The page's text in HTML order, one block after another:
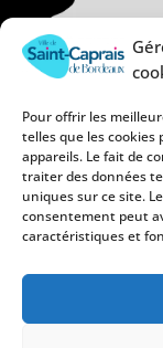
Pour offrir les
telles que les
appareils. Le fait de
traiter des données
uniques sur ce site.
consentement peut
caractéristiques et